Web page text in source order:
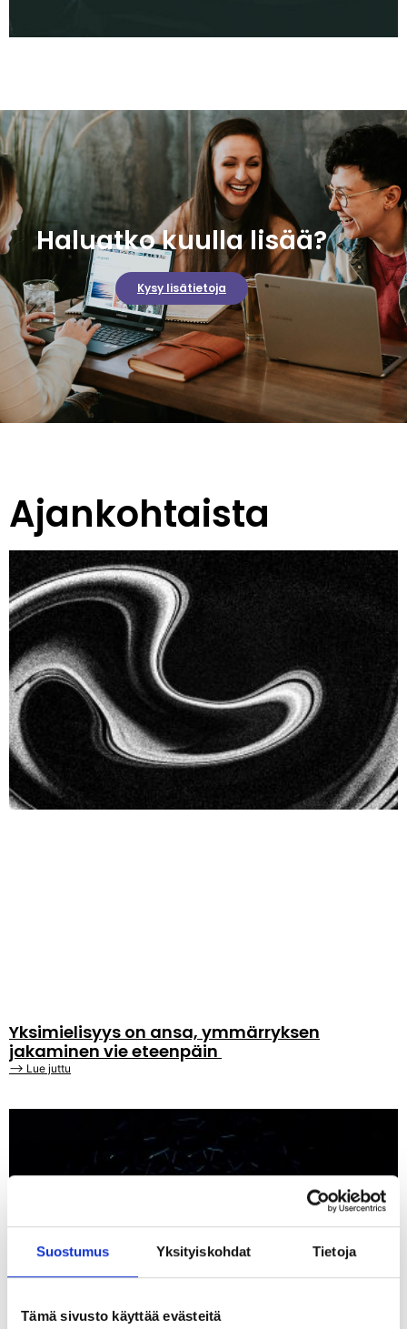
Suostumus Yksityiskohdat Tietoja
Tämä sivusto käyttää evästeitä
Haluatko kuulla lisää?
Kysy lisätietoja
Ajankohtaista
Yksimielisyys on ansa, ymmärryksen
jakaminen vie eteenpäin
⟶ Lue juttu